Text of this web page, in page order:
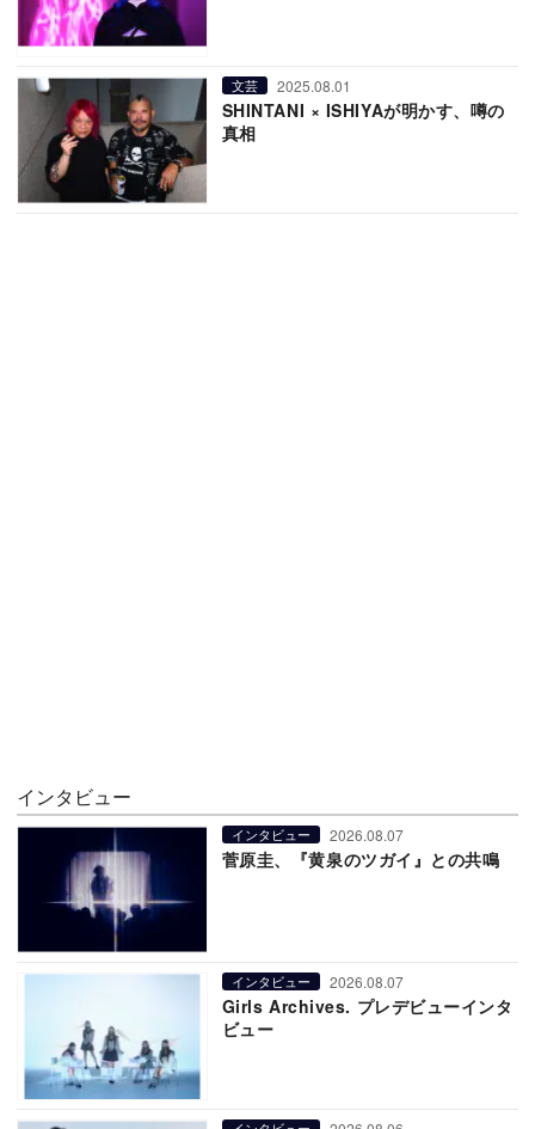
文芸 2025.08.01
SHINTANI × ISHIYAが明かす、噂の
真相
インタビュー
インタビュー 2026.08.07
菅原圭、『黄泉のツガイ』との共鳴
インタビュー 2026.08.07
Girls Archives. プレデビューインタ
ビュー